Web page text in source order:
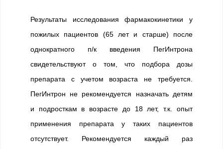
Результаты исследования фармакокинетики у
пожилых пациентов (65 лет и старше) после
однократного п/к введения ПегИнтрона
свидетельствуют о том, что подбора дозы
препарата с учетом возраста не требуется.
ПегИнтрон не рекомендуется назначать детям
и подросткам в возрасте до 18 лет, т.к. опыт
применения препарата у таких пациентов
отсутствует. Рекомендуется каждый раз